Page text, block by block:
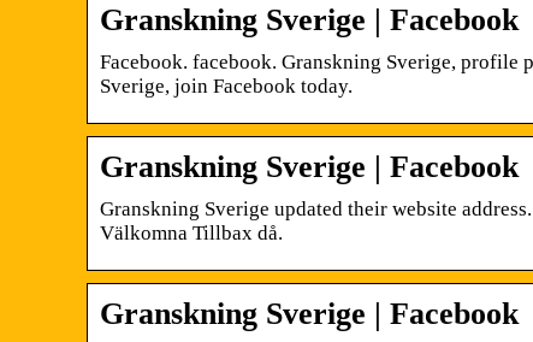
Granskning Sverige | Facebook
Facebook. facebook. Granskning Sverige, profile
Sverige, join Facebook today.
Granskning Sverige | Facebook
Granskning Sverige updated their website
Välkomna Tillbax då.
Granskning Sverige | Facebook